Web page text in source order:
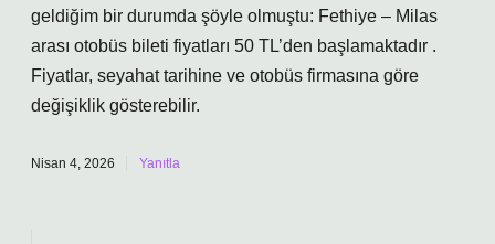
geldiğim bir durumda şöyle olmuştu: Fethiye – Milas
arası otobüs bileti fiyatları 50 TL’den başlamaktadır .
Fiyatlar, seyahat tarihine ve otobüs firmasına göre
değişiklik gösterebilir.
Nisan 4, 2026 Yanıtla